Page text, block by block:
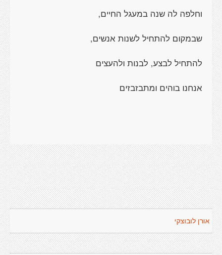
וחלפה לה שנה במעגל החיים,
שבמקום להתחיל לשנות אנשים,
להתחיל לבצע, לבנות ולהעצים
אנחנו בוהים ומתבזבזים
אורן לובוצקי